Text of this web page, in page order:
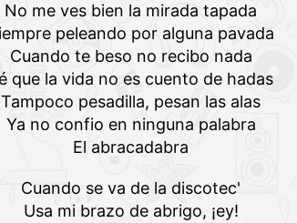
No me ves bien la mirada tapada
peleando por alguna pavada
Cuando te beso no recibo nada
que la vida no es cuento de hadas
Tampoco pesadilla, pesan las alas
Ya no confio en ninguna palabra
El abracadabra
Cuando se va de la discotec'
Usa mi brazo de abrigo, ¡ey!